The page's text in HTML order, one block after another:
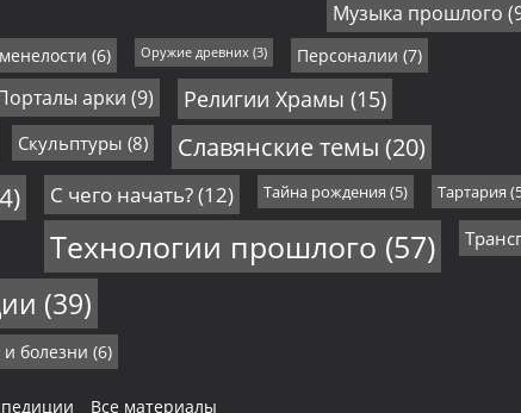
Музыка прошлого
(6) Оружие древних(3) Персоналии (7)
арки (9) Религии Храмы (15)
Скульптуры (8) Славянские темы (20)
С чего начать?(12) Тайна рождения (5) Тартария
Технологии прошлого (57)
(39)
болезни (6)
Все материалы